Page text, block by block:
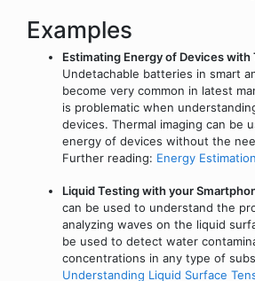
Examples
Estimating Energy of Devices with
Undetachable batteries in smart
become very common in latest
is problematic when
devices. Thermal imaging can be
energy of devices without the
Further reading: Energy
Liquid Testing with your
can be used to understand the
analyzing waves on the liquid
be used to detect water
concentrations in any type of
Understanding Liquid Surface